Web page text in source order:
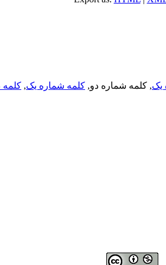
یک, کلمه شماره دو, کلمه شماره یک, کلمه